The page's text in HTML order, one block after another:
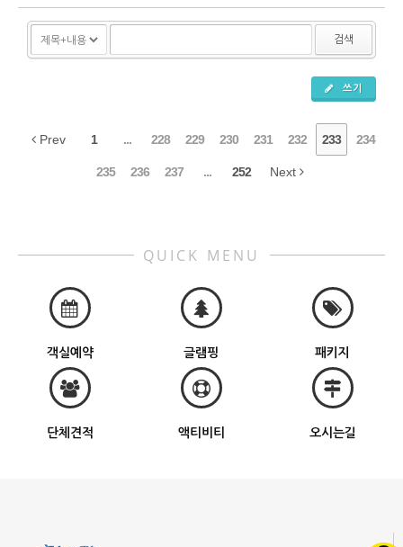
검색
쓰기
Prev 1 ... 228 229 230 231 232 233 234
235 236 237 ... 252 Next
QUICK MENU
객실예약 글램핑 패키지
단체견적 액티비티 오시는길